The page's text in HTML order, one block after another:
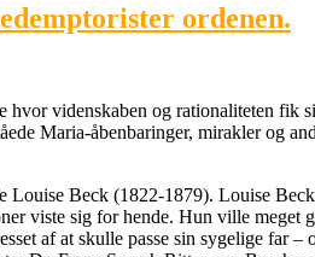
ordenen.
hvor videnskaben og rationaliteten
Maria-åbenbaringer, mirakler og
Louise Beck (1822-1879). Louise
viste sig for hende. Hun ville
af at skulle passe sin sygelige